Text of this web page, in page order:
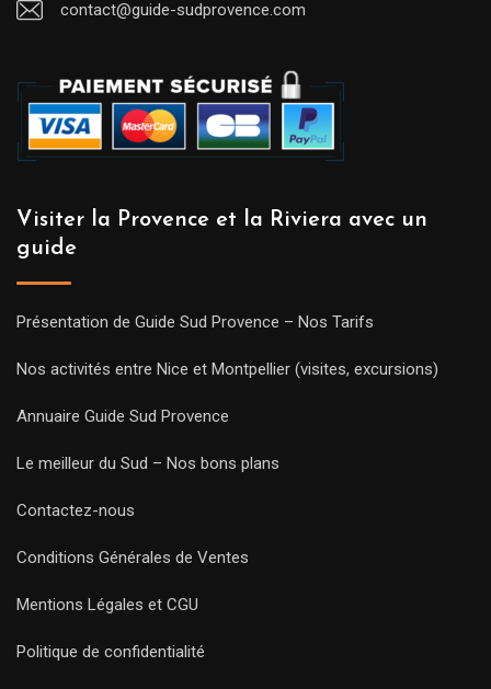
contact@guide-sudprovence.com
Visiter la Provence et la Riviera avec un
guide
Présentation de Guide Sud Provence – Nos Tarifs
Nos activités entre Nice et Montpellier (visites, excursions)
Annuaire Guide Sud Provence
Le meilleur du Sud – Nos bons plans
Contactez-nous
Conditions Générales de Ventes
Mentions Légales et CGU
Politique de confidentialité